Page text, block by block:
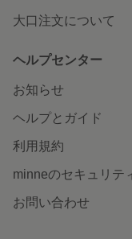
大口注文について
ヘルプセンター
お知らせ
ヘルプとガイド
利用規約
minneのセキュリテ
お問い合わせ